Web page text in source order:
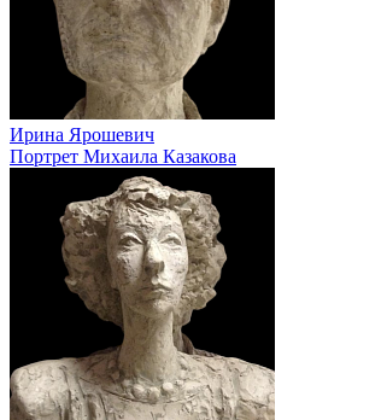
Ирина Ярошевич
Портрет Михаила Казакова